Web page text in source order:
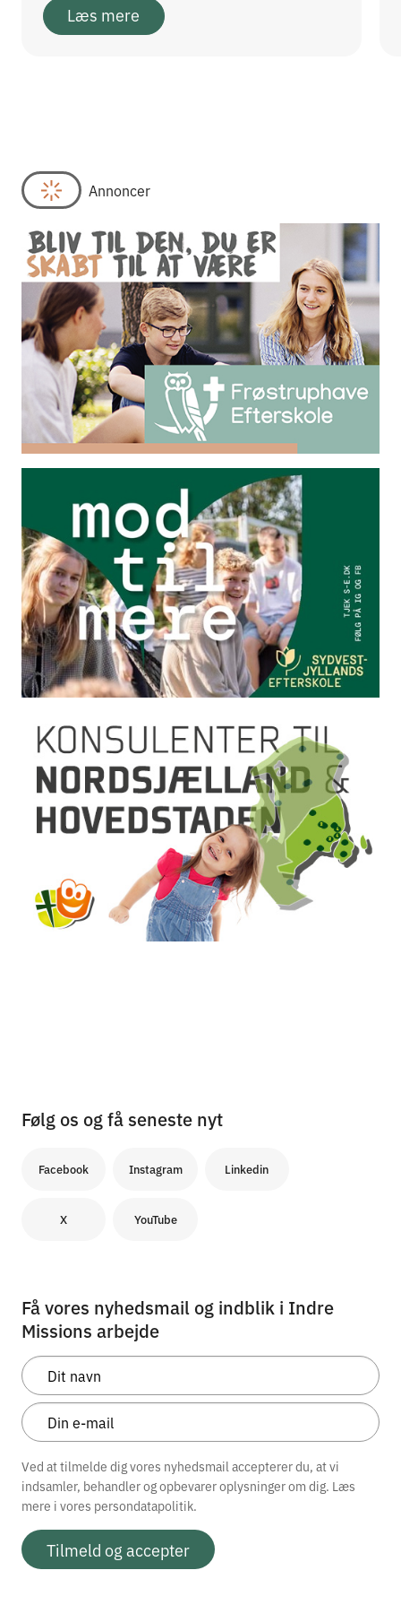
Læs mere
Annoncer
Følg os og få seneste nyt
Facebook Instagram Linkedin
X YouTube
Få vores nyhedsmail og indblik i Indre
Missions arbejde
Ved at tilmelde dig vores nyhedsmail accepterer du, at vi
indsamler, behandler og opbevarer oplysninger om dig. Læs
mere i vores persondatapolitik.
Tilmeld og accepter